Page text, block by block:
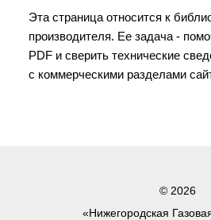
Эта страница относится к
производителя. Ее задача -
PDF и сверить технические
с коммерческими разделами
© 2026
«Нижегородская